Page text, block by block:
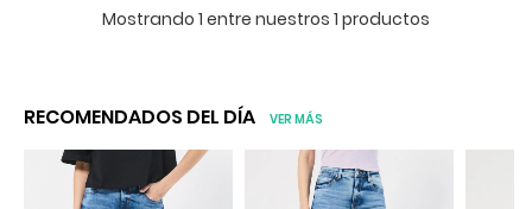
Mostrando 1 entre nuestros 1 productos
RECOMENDADOS DEL DÍA VER MÁS